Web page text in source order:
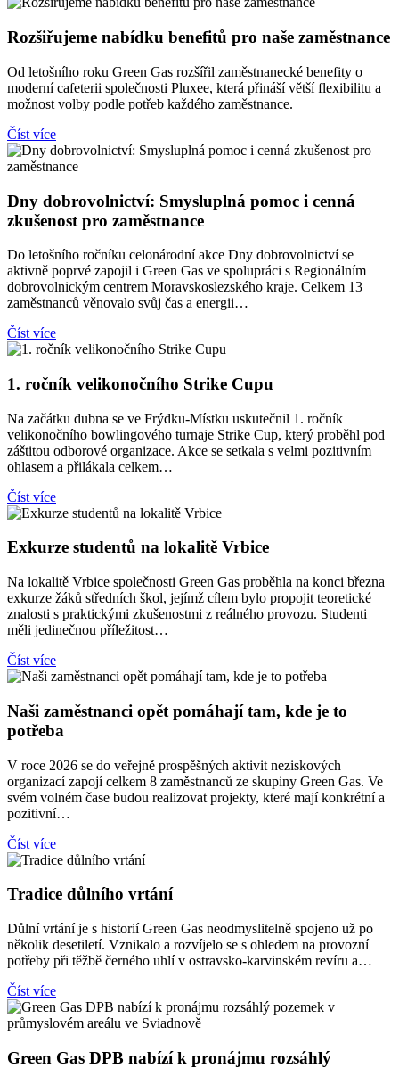
Rozšiřujeme nabídku benefitů pro naše zaměstnance
Od letošního roku Green Gas rozšířil zaměstnanecké benefity o
moderní cafeterii společnosti Pluxee, která přináší větší flexibilitu a
možnost volby podle potřeb každého zaměstnance.
Číst více
Dny dobrovolnictví: Smysluplná pomoc i cenná
zkušenost pro zaměstnance
Do letošního ročníku celonárodní akce Dny dobrovolnictví se
aktivně poprvé zapojil i Green Gas ve spolupráci s Regionálním
dobrovolnickým centrem Moravskoslezského kraje. Celkem 13
zaměstnanců věnovalo svůj čas a energii…
Číst více
1. ročník velikonočního Strike Cupu
Na začátku dubna se ve Frýdku-Místku uskutečnil 1. ročník
velikonočního bowlingového turnaje Strike Cup, který proběhl pod
záštitou odborové organizace. Akce se setkala s velmi pozitivním
ohlasem a přilákala celkem…
Číst více
Exkurze studentů na lokalitě Vrbice
Na lokalitě Vrbice společnosti Green Gas proběhla na konci března
exkurze žáků středních škol, jejímž cílem bylo propojit teoretické
znalosti s praktickými zkušenostmi z reálného provozu. Studenti
měli jedinečnou příležitost…
Číst více
Naši zaměstnanci opět pomáhají tam, kde je to
potřeba
V roce 2026 se do veřejně prospěšných aktivit neziskových
organizací zapojí celkem 8 zaměstnanců ze skupiny Green Gas. Ve
svém volném čase budou realizovat projekty, které mají konkrétní a
pozitivní…
Číst více
Tradice důlního vrtání
Důlní vrtání je s historií Green Gas neodmyslitelně spojeno už po
několik desetiletí. Vznikalo a rozvíjelo se s ohledem na provozní
potřeby při těžbě černého uhlí v ostravsko-karvinském revíru a…
Číst více
Green Gas DPB nabízí k pronájmu rozsáhlý